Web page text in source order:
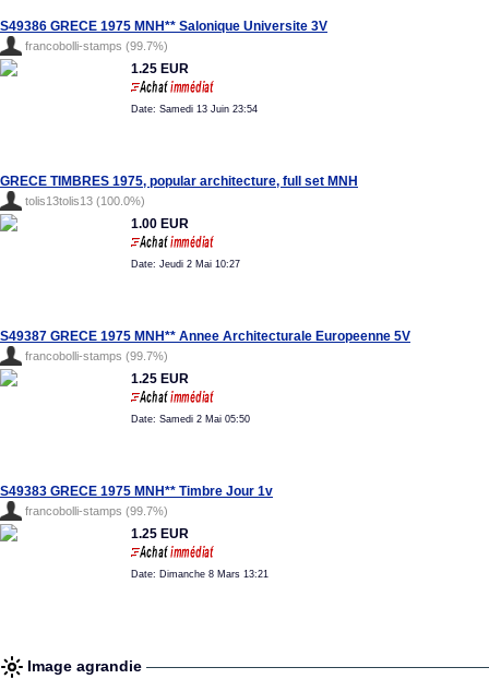
S49386 GRECE 1975 MNH** Salonique Universite 3V
francobolli-stamps (99.7%)
1.25 EUR
Date: Samedi 13 Juin 23:54
GRECE TIMBRES 1975, popular architecture, full set MNH
tolis13tolis13 (100.0%)
1.00 EUR
Date: Jeudi 2 Mai 10:27
S49387 GRECE 1975 MNH** Annee Architecturale Europeenne 5V
francobolli-stamps (99.7%)
1.25 EUR
Date: Samedi 2 Mai 05:50
S49383 GRECE 1975 MNH** Timbre Jour 1v
francobolli-stamps (99.7%)
1.25 EUR
Date: Dimanche 8 Mars 13:21
Image agrandie